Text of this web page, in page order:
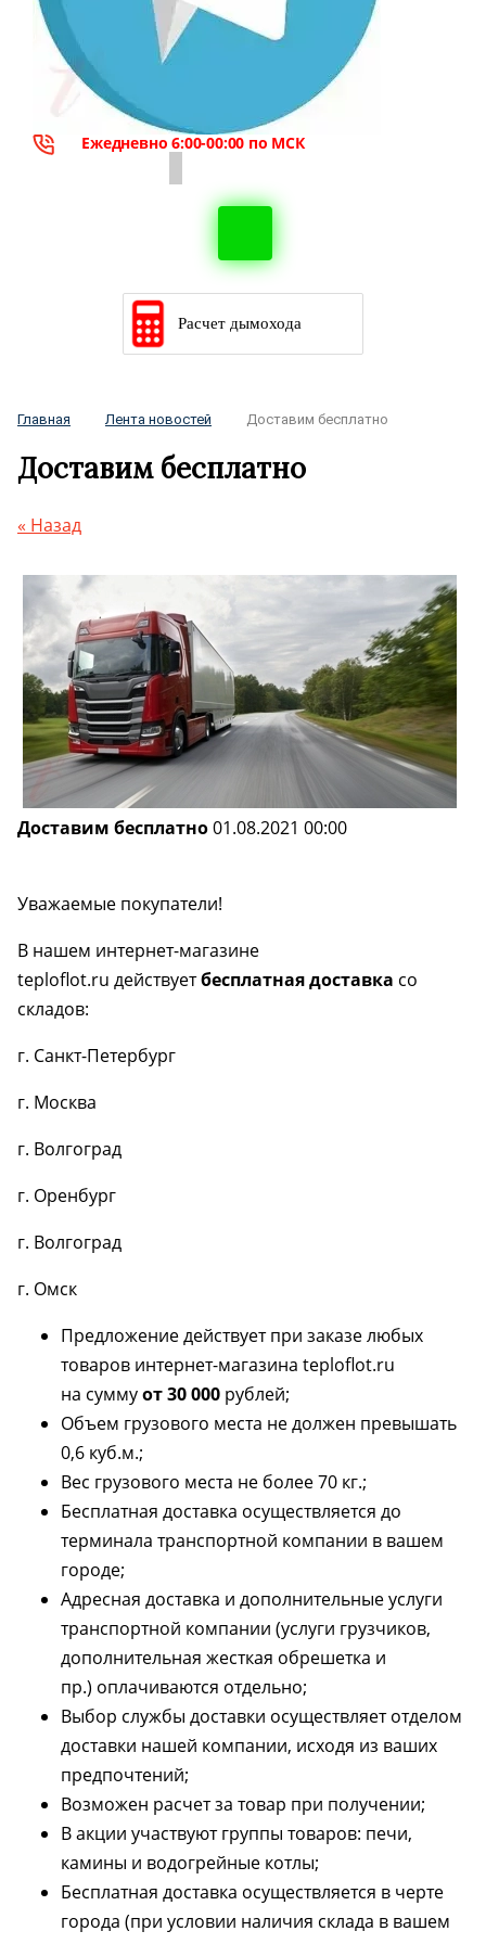
Ежедневно 6:00-00:00 по МСК
Расчет дымохода
Акция TMF!
Главная Лента новостей Доставим бесплатно
Доставим бесплатно
« Назад
Доставим бесплатно01.08.2021 00:00
Уважаемые покупатели!
В нашем интернет-магазине
teploflot.ru действуетбесплатная доставка со
складов:
г. Санкт-Петербург
г. Москва
г. Волгоград
г. Оренбург
г. Волгоград
г. Омск
Предложение действует при заказе любых
товаров интернет-магазина teploflot.ru
на суммуот 30 000 рублей;
Объем грузового места не должен превышать
0,6 куб.м.;
Вес грузового места не более 70 кг.;
Бесплатная доставка осуществляется до
терминала транспортной компании в вашем
городе;
Адресная доставка и дополнительные услуги
транспортной компании (услуги грузчиков,
дополнительная жесткая обрешетка и
пр.) оплачиваются отдельно;
Выбор службы доставки осуществляет отделом
доставки нашей компании, исходя из ваших
предпочтений;
Возможен расчет за товар при получении;
В акции участвуют группы товаров: печи,
камины и водогрейные котлы;
Бесплатная доставка осуществляется в черте
города (при условии наличия склада в вашем